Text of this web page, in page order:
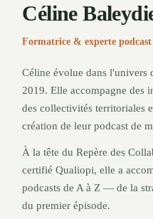
Céline
Formatrice & experte
Céline évolue dans l'univers
2019. Elle accompagne des
des collectivités territoriales
création de leur podcast de
À la tête du Repère des
certifié Qualiopi, elle a
podcasts de A à Z — de la
du premier épisode.